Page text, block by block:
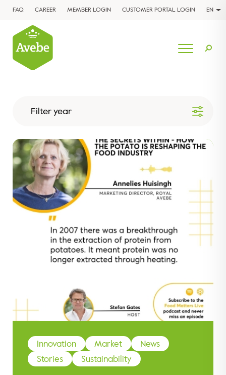
FAQ CAREER MEMBER LOGIN CUSTOMER PORTAL LOGIN EN
Innovation Market
News
Stories
Sustainability